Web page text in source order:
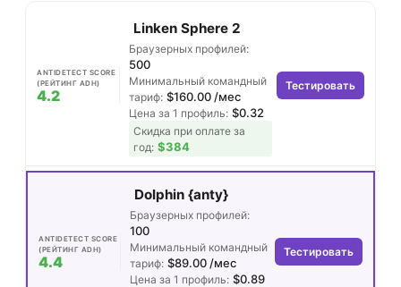
ANTIDETECT SCORE
(РЕЙТИНГ ADH)
4.2
Linken Sphere 2
Браузерных профилей:
500
Минимальный командный
тариф: $160.00 /мес
Цена за 1 профиль: $0.32
Скидка при оплате за
год: $384
Тестировать
ANTIDETECT SCORE
(РЕЙТИНГ ADH)
4.4
Dolphin {anty}
Браузерных профилей:
100
Минимальный командный
тариф: $89.00 /мес
Цена за 1 профиль: $0.89
Тестировать